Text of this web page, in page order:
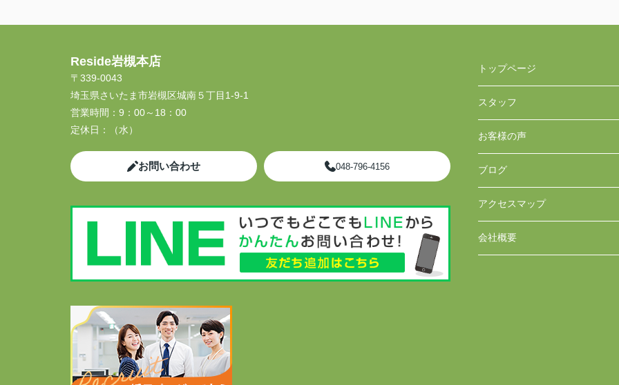
Reside岩槻本店
〒339-0043
埼玉県さいたま市岩槻区城南５丁目1-9-1
営業時間： 9：00～18：00
定休日：
（水）
お問い合わせ 048-796-4156
トップページ
スタッフ
お客様の声
ブログ
アクセスマップ
会社概要